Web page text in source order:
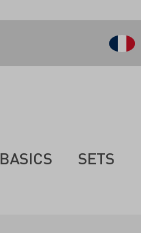
BASICS SETS